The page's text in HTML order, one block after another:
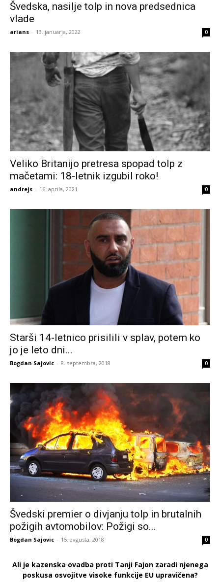
Švedska, nasilje tolp in nova predsednica
vlade
arians - 13. januarja, 2022 0
Veliko Britanijo pretresa spopad tolp z
mačetami: 18-letnik izgubil roko!
andrejs - 16. aprila, 2021 0
Starši 14-letnico prisilili v splav, potem ko
jo je leto dni...
Bogdan Sajovic - 8. septembra, 2018 0
Švedski premier o divjanju tolp in brutalnih
požigih avtomobilov: Požigi so...
Bogdan Sajovic - 15. avgusta, 2018 0
Ali je kazenska ovadba proti Tanji Fajon zaradi njenega
poskusa osvojitve visoke funkcije EU upravičena?